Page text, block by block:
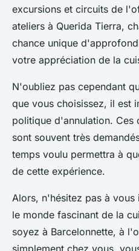
excursions et circuits de
ateliers à Querida Tierra,
chance unique
votre appréciation de la
N'oubliez pas cependant
que vous choisissez, il est
politique d'annulation. Ces
sont souvent très
temps voulu permettra à
de cette expérience.
Alors, n'hésitez pas à
le monde fascinant de la
soyez à Barcelonnette, à